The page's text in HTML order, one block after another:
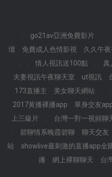
go21av亞洲免費影片
壇
免費成人色情影視 久久午
情人視訊送100點 真
夫妻視訊午夜聊天室
ut視訊
173直播主
美女聊天網站
2017黃播裸播app
單身交友
上三級片
台灣一對一視頻聊
碧聊情系晚霞碧聊 聊天交友
站
showlive最刺激的直播app全
播
網上裸聊聊天 台